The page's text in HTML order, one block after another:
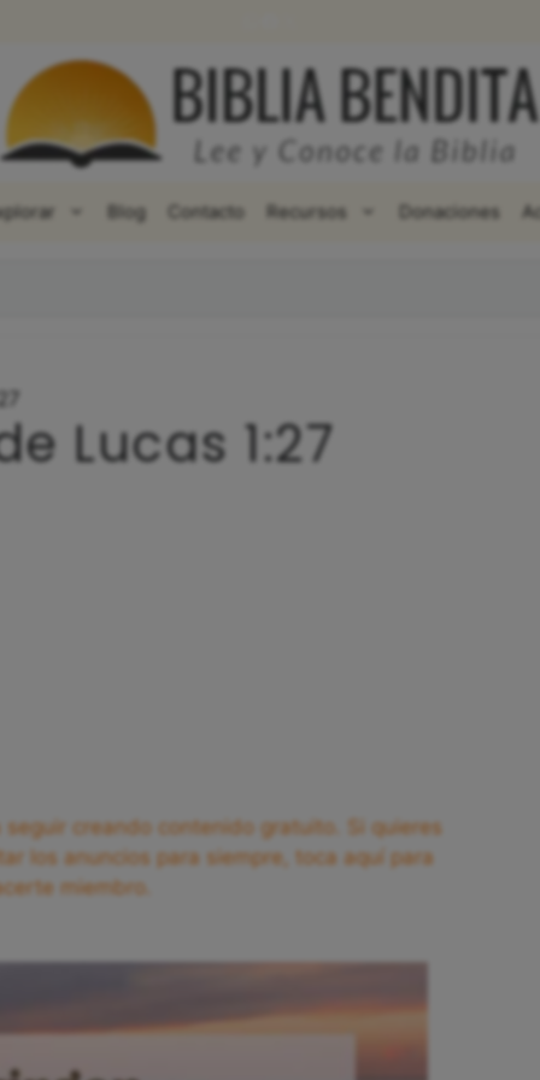
Blog Contacto Recursos Donaciones
Lucas 1:27
creando contenido gratuito. Si quieres
los anuncios para siempre, toca aquí para
miembro.